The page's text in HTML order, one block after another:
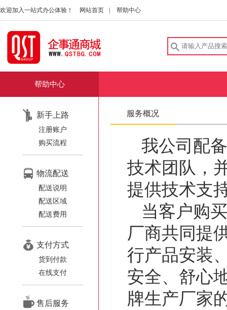
欢迎加入一站式办公体验！ 网站首页 帮助中心
帮助中心
新手上路
注册账户
购买流程
物流配送
配送说明
配送区域
配送费用
支付方式
货到付款
在线支付
售后服务
服务概况
我公司配
技术团队，
提供技术支
当客户购
厂商共同提
行产品安装
安全、舒心
牌生产厂家